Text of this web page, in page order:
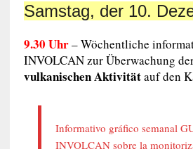
Samstag, der 10.
9.30 Uhr– Wöchentliche
INVOLCAN zur Überwachung
vulkanischen Aktivitätauf den
Informativo gráfico semanal
INVOLCAN sobre la